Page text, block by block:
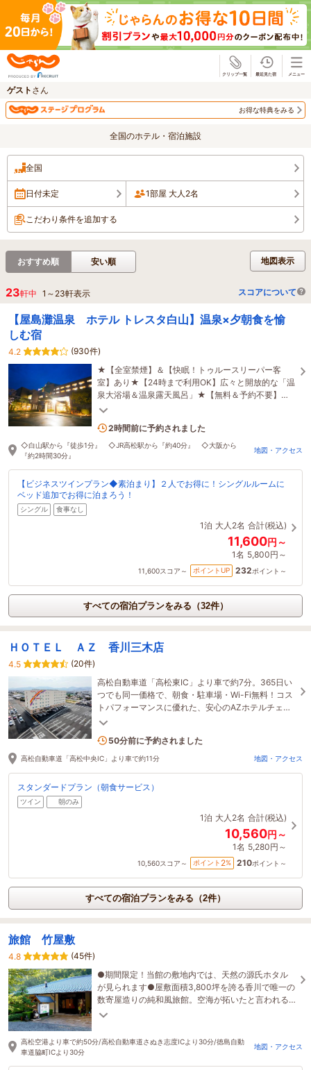
ゲスト さん
お得な特典をみる
全国のホテル・宿泊施設
全国
日付未定 1部屋 大人2名
こだわり条件を追加する
地図表示
おすすめ順 安い順
23軒中 1 ～ 23軒表示 スコアについて
【屋島灘温泉 ホテル トレスタ白山】温泉×夕朝食を愉
しむ宿
4.2
(930件)
★【全室禁煙】＆【快眠！トゥルースリーパー客
室】あり★【24時まで利用OK】広々と開放的な「温
泉大浴場＆温泉露天風呂」★【無料＆予約不要】の
「屋外駐車場」★【閑静な環境】で快適な睡眠を
2時間前に予約されました
◇白山駅から『徒歩1分』 ◇JR高松駅から『約40分』 ◇大阪から
『約2時間30分』
地図・アクセス
【ビジネスツインプラン◆素泊まり】２人でお得に！シングルルームに
ベッド追加でお得に泊まろう！
シングル 食事なし
1泊 大人2名 合計(税込)
11,600円～
1名 5,800円～
11,600スコア～ ポイントUP 232ポイント～
すべての宿泊プランをみる（32件）
ＨＯＴＥＬ ＡＺ 香川三木店
4.5
(20件)
高松自動車道「高松東IC」より車で約7分。365日い
つでも同一価格で、朝食・駐車場・Wi-Fi無料！コス
トパフォーマンスに優れた、安心のAZホテルチェー
ン。
50分前に予約されました
高松自動車道「高松中央IC」より車で約11分 地図・アクセス
スタンダードプラン（朝食サービス）
ツイン 朝のみ
1泊 大人2名 合計(税込)
10,560円～
1名 5,280円～
10,560スコア～ ポイント 2% 210ポイント～
すべての宿泊プランをみる（2件）
旅館 竹屋敷
4.8
(45件)
●期間限定！当館の敷地内では、天然の源氏ホタル
が見られます●屋敷面積3,800坪を誇る香川で唯一の
数寄屋造りの純和風旅館。空海が拓いたと言われる
《温泉》は、お遍路さんにも大人気。
高松空港より車で約50分/高松自動車道さぬき志度ICより30分/徳島自動
車道脇町ICより30分
地図・アクセス